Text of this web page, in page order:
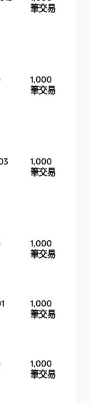
筆交易
1,000
筆交易
1,000
筆交易
1,000
筆交易
1,000
筆交易
1,000
筆交易